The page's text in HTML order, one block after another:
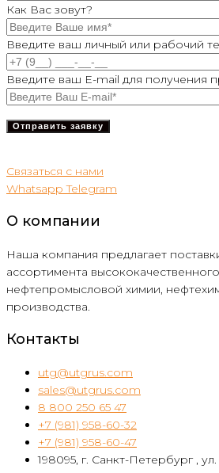
Как Вас зовут?
Введите ваш личный или рабочий
Введите ваш E-mail для получения
Связаться с нами
Whatsapp Telegram
О компании
Наша компания предлагает
ассортимента
нефтепромысловой химии,
производства.
Контакты
utg@utgrus.com
sales@utgrus.com
8 800 250 65 47
+7 (981) 958-60-32
+7 (981) 958-60-47
198095, г. Санкт-Петербург ,